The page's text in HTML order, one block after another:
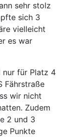
sehr stolz
sich 3
vielleicht
es war
nur für Platz 4
Fährstraße
wir nicht
Zudem
2 und 3
Punkte